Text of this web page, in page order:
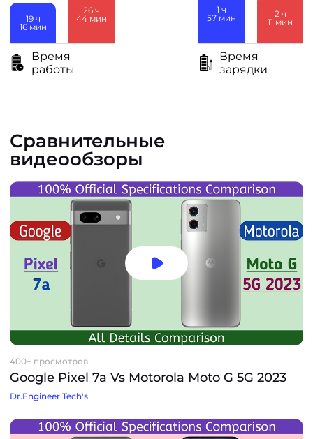
19 ч
16 мин
26 ч
44 мин
Время
работы
1 ч
57 мин 2 ч
11 мин
Время
зарядки
Сравнительные
видеообзоры
400+ просмотров
Google Pixel 7a Vs Motorola Moto G 5G 2023
Dr.Engineer Tech's